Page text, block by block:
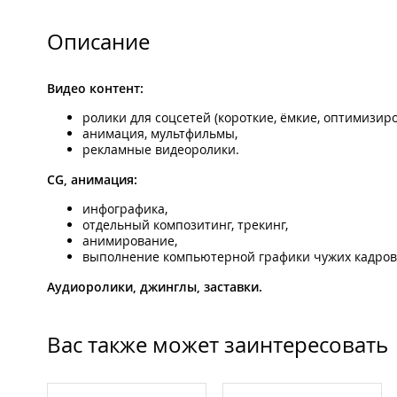
Описание
Видео контент:
ролики для соцсетей (короткие, ёмкие,
анимация, мультфильмы,
рекламные видеоролики.
CG, анимация:
инфографика,
отдельный композитинг, трекинг,
анимирование,
выполнение компьютерной графики чужих
Аудиоролики, джинглы, заставки.
Вас также может заинтересовать